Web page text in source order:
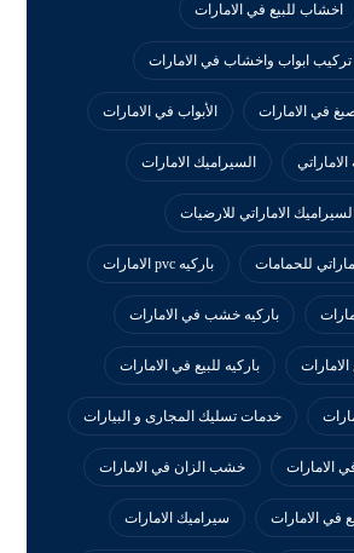
اخشاب للبيع في الامارات
ابواب واخشاب في الامارات
في الامارات الأبواب في الامارات
الاماراتي السيراميك الامارات
السيراميك الاماراتي للارضيات
للحمامات باركيه pvc الامارات
باركيه خشب في الامارات
الامارات باركيه للبيع في الامارات
خدمات تسليك المجارى و البيارات
الامارات خشب الزان في الامارات
في الامارات سيراميك الامارات